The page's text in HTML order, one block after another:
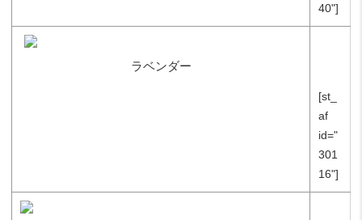
40"]
ラベンダー
[st_
af
id="
301
16"]